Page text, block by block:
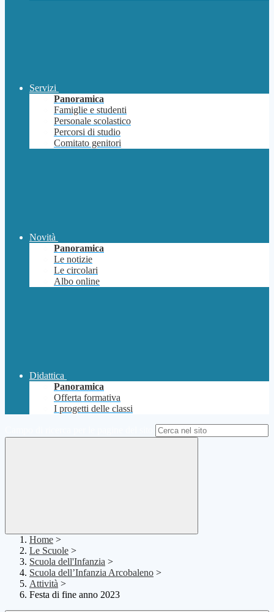
Servizi
Panoramica
Famiglie e studenti
Personale scolastico
Percorsi di studio
Comitato genitori
Novità
Panoramica
Le notizie
Le circolari
Albo online
Didattica
Panoramica
Offerta formativa
I progetti delle classi
Home >
Le Scuole >
Scuola dell'Infanzia >
Scuola dell’Infanzia Arcobaleno >
Attività >
Festa di fine anno 2023